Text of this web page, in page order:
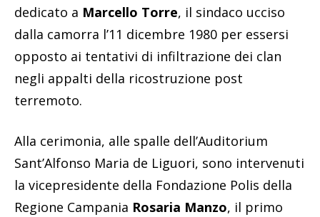
dedicato a Marcello Torre, il sindaco ucciso
dalla camorra l’11 dicembre 1980 per essersi
opposto ai tentativi di infiltrazione dei clan
negli appalti della ricostruzione post
terremoto.
Alla cerimonia, alle spalle dell’Auditorium
Sant’Alfonso Maria de Liguori, sono intervenuti
la vicepresidente della Fondazione Polis della
Regione Campania Rosaria Manzo, il primo